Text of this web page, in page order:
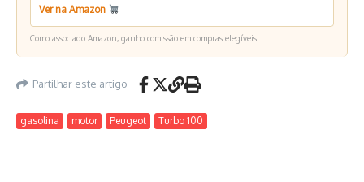
Ver na Amazon
Como associado Amazon, ganho comissão em compras elegíveis.
Partilhar este artigo
gasolina motor Peugeot Turbo 100